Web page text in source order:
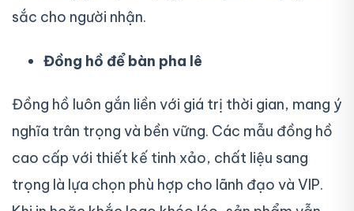
sắc cho người nhận.
Đồng hồ để bàn pha lê
Đồng hồ luôn gắn liền với giá trị thời gian, mang ý
nghĩa trân trọng và bền vững. Các mẫu đồng hồ
cao cấp với thiết kế tinh xảo, chất liệu sang
trọng là lựa chọn phù hợp cho lãnh đạo và VIP.